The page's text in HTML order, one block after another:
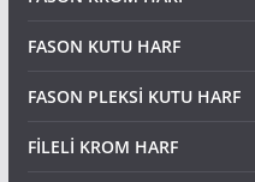
FASON KUTU HARF
FASON PLEKSİ KUTU HARF
FİLELİ KROM HARF